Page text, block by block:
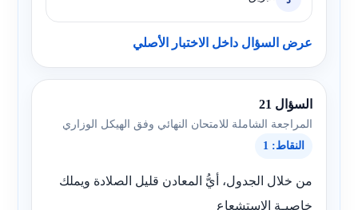
عرض السؤال داخل الاختبار الأصلي
السؤال 21
المراجعة الشاملة للامتحان النهائي وفق الهيكل الوزاري
النقاط: 1
من خلال الجدول، أيُّ المعادن قليل الصلادة ويملك
خاصيـة الاستشعاع